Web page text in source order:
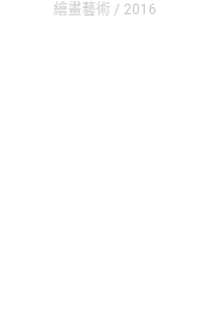
繪畫藝術 / 2016